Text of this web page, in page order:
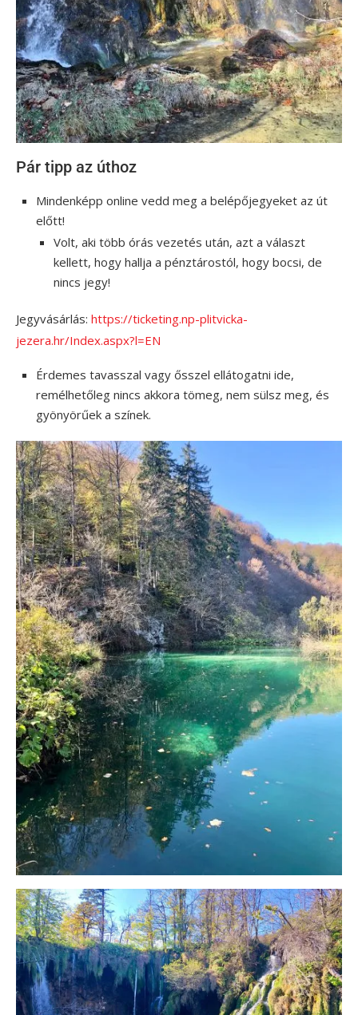
Pár tipp az úthoz
Mindenképp online vedd meg a belépőjegyeket az út
előtt!
Volt, aki több órás vezetés után, azt a választ
kellett, hogy hallja a pénztárostól, hogy bocsi, de
nincs jegy!
Jegyvásárlás: https://ticketing.np-plitvicka-
jezera.hr/Index.aspx?l=EN
Érdemes tavasszal vagy ősszel ellátogatni ide,
remélhetőleg nincs akkora tömeg, nem sülsz meg, és
gyönyörűek a színek.